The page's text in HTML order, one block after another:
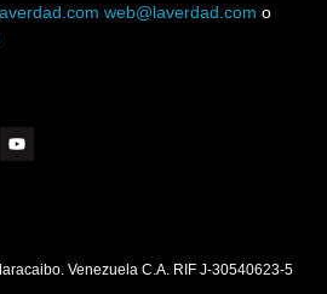
web@laverdad.com o
Venezuela C.A. RIF J-30540623-5